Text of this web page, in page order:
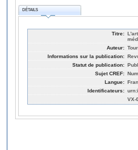
DÉTAILS
Titre:
Auteur:
Informations sur la publication:
Statut de publication:
Sujet CREF:
Langue:
Identificateurs:
VX-